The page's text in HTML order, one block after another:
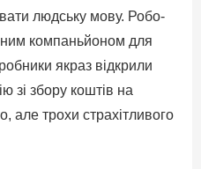
людську мову. Робо-
компаньйоном для
якраз відкрили
зі збору коштів на
але трохи страхітливого